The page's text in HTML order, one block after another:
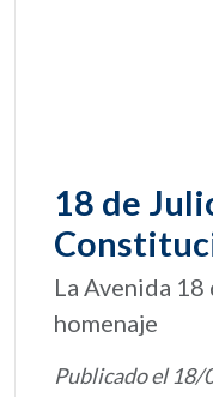
18 de
La Avenida
homenaje
Publicado el 18/